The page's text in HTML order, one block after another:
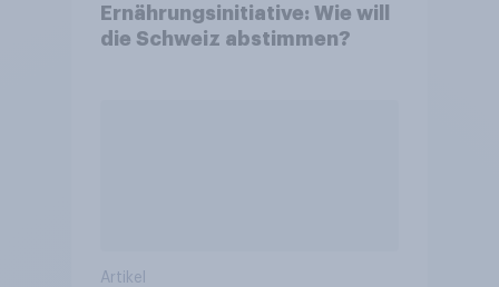
Ernährungsinitiative: Wie will
die Schweiz abstimmen?
Artikel